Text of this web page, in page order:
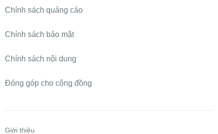
Chính sách quảng cáo
Chính sách bảo mật
Chính sách nội dung
Đóng góp cho cộng đồng
Giới thiệu